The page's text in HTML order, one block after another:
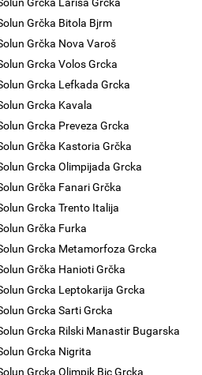
Grčka Bitola Bjrm
Grčka Nova Varoš
Grcka Volos Grcka
Grcka Lefkada Grcka
Grcka Kavala
Grcka Preveza Grcka
Grčka Kastoria Grčka
Grcka Olimpijada Grcka
Grčka Fanari Grčka
Grcka Trento Italija
Grčka Furka
Grcka Metamorfoza Grcka
Grčka Hanioti Grčka
Grcka Leptokarija Grcka
Grcka Sarti Grcka
Grcka Rilski Manastir Bugarska
Grcka Nigrita
Grcka Olimpik Bic Grcka